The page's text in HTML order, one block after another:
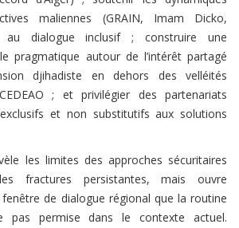
maliennes (GRAIN, Imam Dicko,
au dialogue inclusif ; construire une
pragmatique autour de l’intérêt partagé
djihadiste en dehors des velléités
; et privilégier des partenariats
et non substitutifs aux solutions
les limites des approches sécuritaires
fractures persistantes, mais ouvre
de dialogue régional que la routine
pas permise dans le contexte actuel.